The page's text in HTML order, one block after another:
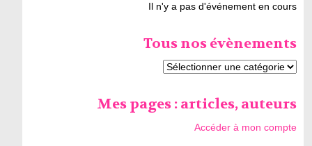
Il n'y a pas d'événement en cours
Tous nos évènements
Mes pages : articles, auteurs
Accéder à mon compte